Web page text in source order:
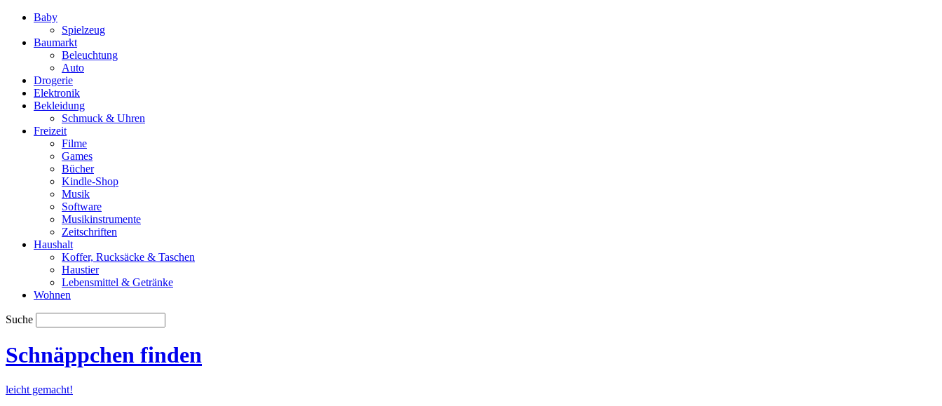
Baby
Spielzeug
Baumarkt
Beleuchtung
Auto
Drogerie
Elektronik
Bekleidung
Schmuck & Uhren
Freizeit
Filme
Games
Bücher
Kindle-Shop
Musik
Software
Musikinstrumente
Zeitschriften
Haushalt
Koffer, Rucksäcke & Taschen
Haustier
Lebensmittel & Getränke
Wohnen
Suche
Schnäppchen finden
leicht gemacht!